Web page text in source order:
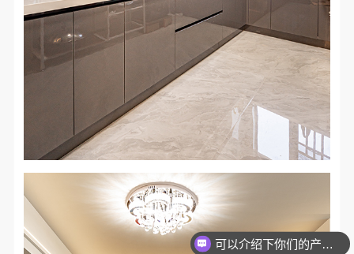
可以介绍下你们的产品么？
你们是怎么收费的呢？